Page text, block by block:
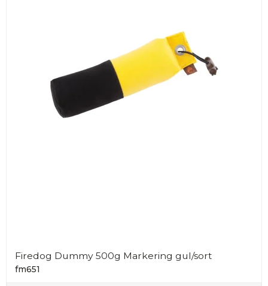
Firedog Dummy 500g Markering gul/sort
fm651